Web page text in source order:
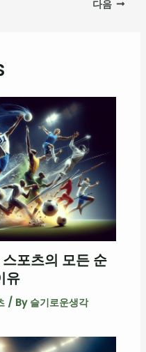
다음
포츠의 모든 순
유
/ By 슬기로운생각